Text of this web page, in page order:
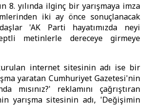
8. yılında ilginç bir yarışmaya imza
iki ay önce sonuçlanacak
'AK Parti hayatımızda neyi
metinlerle dereceye girmeye
internet sitesinin adı ise bir
yaratan Cumhuriyet Gazetesi'nin
mısınız?' reklamını çağrıştıran
yarışma sitesinin adı, 'Değişimin